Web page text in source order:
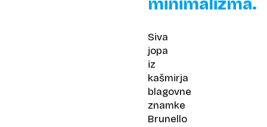
Siva
jopa
iz
kašmirja
blagovne
znamke
Brunello